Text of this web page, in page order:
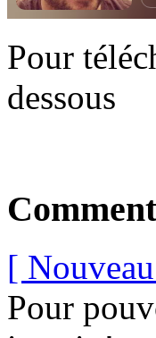
Pour
dessous
[
Pour